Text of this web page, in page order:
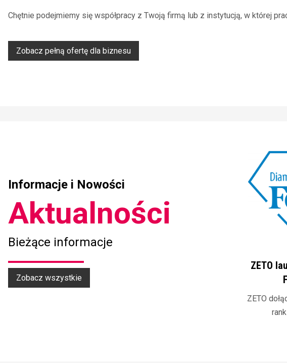
Chętnie podejmiemy się współpracy z Twoją firmą lub z instytucją, w której
Zobacz pełną ofertę dla biznesu
Informacje i Nowości
Aktualności
Bieżące informacje
Zobacz wszystkie
ZETO
ZETO